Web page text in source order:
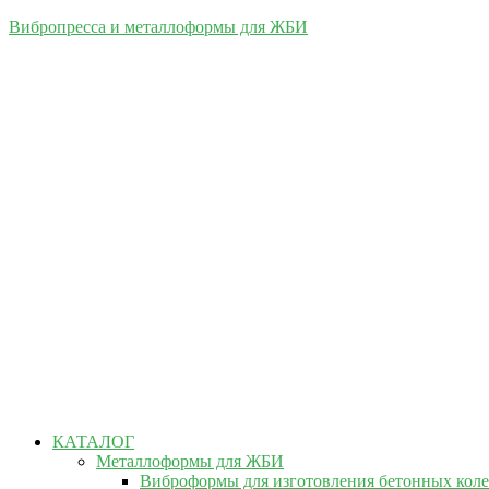
Вибропресса и металлоформы для ЖБИ
КАТАЛОГ
Металлоформы для ЖБИ
Виброформы для изготовления бетонных